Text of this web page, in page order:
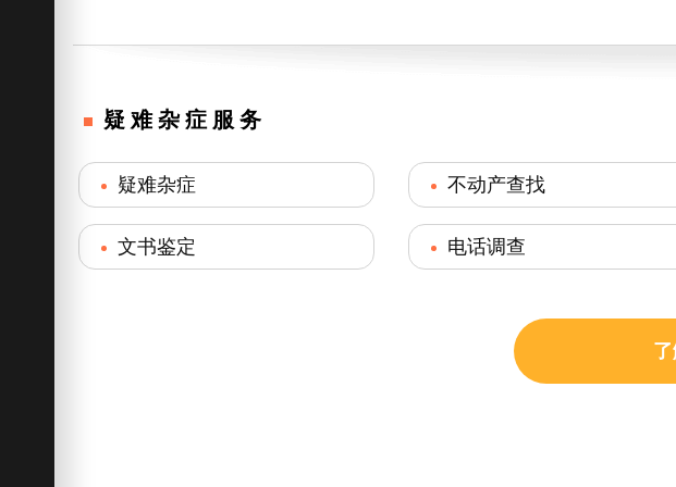
疑难杂症服务
疑难杂症 不动产查找
文书鉴定 电话调查